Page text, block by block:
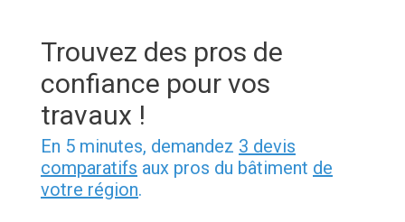
Trouvez des pros de
confiance pour vos
travaux !
En 5 minutes, demandez 3 devis
comparatifs aux pros du bâtiment de
votre région.